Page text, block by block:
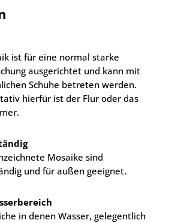
ist für eine normal starke
ausgerichtet und kann mit
Schuhe betreten werden.
hierfür ist der Flur oder das
Mosaike sind
und für außen geeignet.
in denen Wasser, gelegentlich